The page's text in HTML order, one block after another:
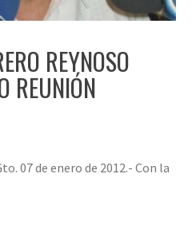
REYNOSO
REUNIÓN
07 de enero de 2012.- Con la